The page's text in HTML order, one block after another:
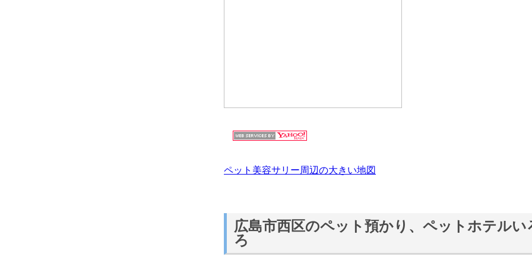
ペット美容サリー周辺の大きい地図
広島市西区のペット預かり、ペットホテルい
ろ